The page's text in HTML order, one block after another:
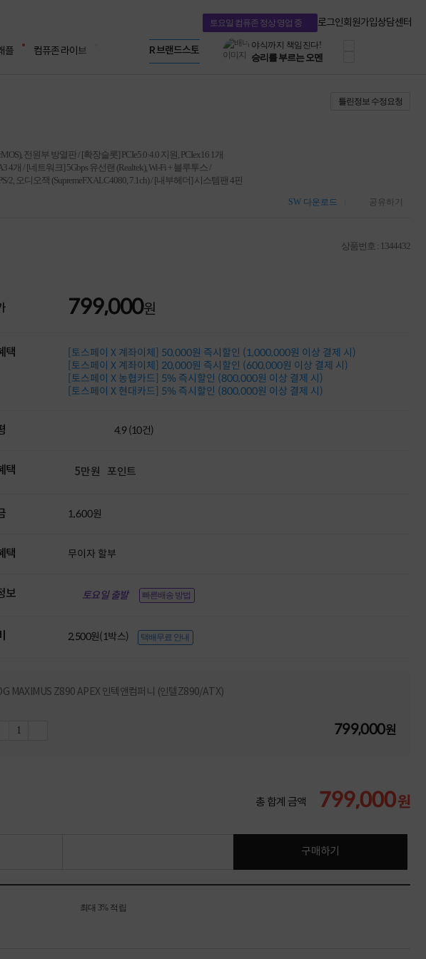
토요일 컴퓨존 정상 영업 중 로그인회원가입상담센터
플 컴퓨존 라이브
RAZER 브랜드스토어
Apple 기업전용관
케이블메이트 3분기
케이블 전설이 되다
야식까지 책임진다!
승리를 부르는 오멘
MSI 공유기
AI 업무환경 완성
HP 워크스테이션
여름맞이 사은품
틀린정보 수정요청
전원부 방열판 / [확장슬롯] PCIe5.0·4.0 지원, PCIex16 1개
4개 / [네트워크] 5Gbps 유선랜 (Realtek), Wi-Fi + 블루투스 /
2, 오디오잭 (SupremeFX ALC4080, 7.1ch) / [내부헤더] 시스템팬 4핀
SW 다운로드 공유하기
상품번호 : 1344432
799,000원
택
[토스페이 X 계좌이체] 50,000원 즉시할인 (1,000,000원 이상 결제 시)
[토스페이 X 계좌이체] 20,000원 즉시할인 (600,000원 이상 결제 시)
[토스페이 X 농협카드] 5% 즉시할인 (800,000원 이상 결제 시)
[토스페이 X 현대카드] 5% 즉시할인 (800,000원 이상 결제 시)
4.9 (10건)
택 5만원 포인트
1,600원
택 무이자 할부
보 토요일 출발 빠른배송 방법
2,500원(1박스) 택배무료 안내
MAXIMUS Z890 APEX 인텍앤컴퍼니 (인텔Z890/ATX)
799,000원
총 합계 금액 799,000원
구매하기
최대 3% 적립